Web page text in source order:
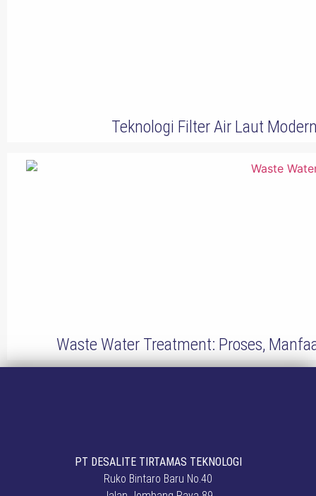
Teknologi Filter Air Laut
Waste Water Treatment: Proses,
PT DESALITE TIRTAMAS TEKNOLOGI
Ruko Bintaro Baru No.40